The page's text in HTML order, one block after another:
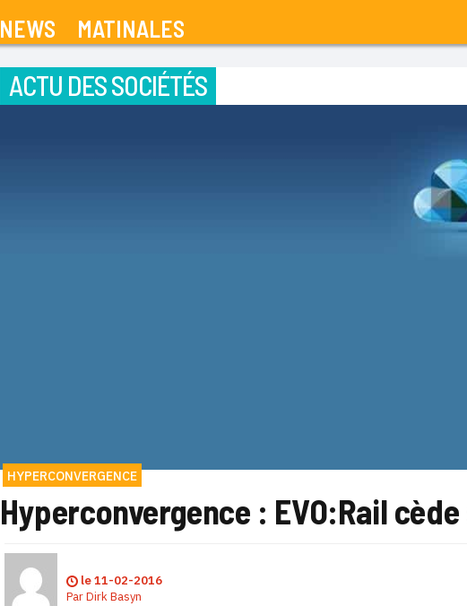
NEWS MATINALES
ACTU DES SOCIÉTÉS
HYPERCONVERGENCE
Hyperconvergence : EVO:Rail
le11-02-2016
ParDirk Basyn